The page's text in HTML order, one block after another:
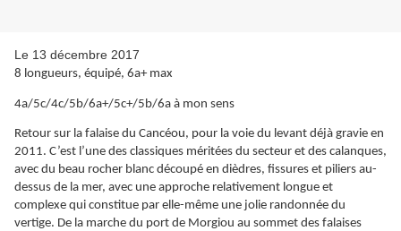
Le 13 décembre 2017
8 longueurs, équipé, 6a+ max
4a/5c/4c/5b/6a+/5c+/5b/6a à mon sens
Retour sur la falaise du Cancéou, pour la voie du levant déjà gravie en
2011. C’est l’une des classiques méritées du secteur et des calanques,
avec du beau rocher blanc découpé en dièdres, fissures et piliers au-
dessus de la mer, avec une approche relativement longue et
complexe qui constitue par elle-même une jolie randonnée du
vertige. De la marche du port de Morgiou au sommet des falaises